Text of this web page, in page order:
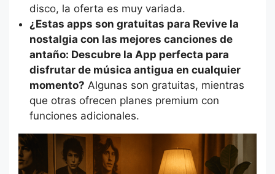
disco, la oferta es muy variada.
¿Estas apps son gratuitas para Revive la
nostalgia con las mejores canciones de
antaño: Descubre la App perfecta para
disfrutar de música antigua en cualquier
momento? Algunas son gratuitas, mientras
que otras ofrecen planes premium con
funciones adicionales.